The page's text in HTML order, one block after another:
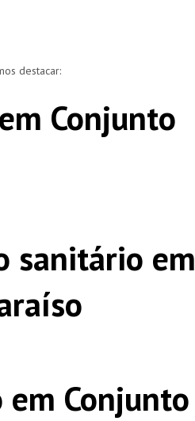
destacar:
Conjunto
sanitário em
Conjunto